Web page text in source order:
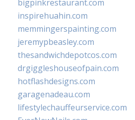
bigpinkrestaurant.com
inspirehuahin.com
memmingerspainting.com
jeremypbeasley.com
thesandwichdepotcos.com
drgiggleshouseofpain.com
hotflashdesigns.com
garagenadeau.com
lifestylechauffeurservice.com